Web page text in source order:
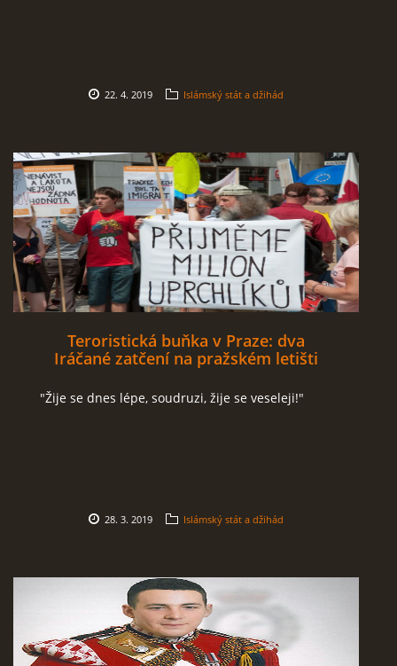
22. 4. 2019 Islámský stát a džihád
Teroristická buňka v Praze: dva
Iráčané zatčení na pražském letišti
"Žije se dnes lépe, soudruzi, žije se veseleji!"
28. 3. 2019 Islámský stát a džihád